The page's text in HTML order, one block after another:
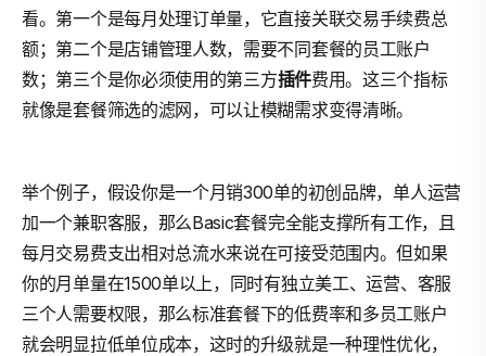
看。第一个是每月处理订单量，它直接关联交易手续费总
额；第二个是店铺管理人数，需要不同套餐的员工账户
数；第三个是你必须使用的第三方插件费用。这三个指标
就像是套餐筛选的滤网，可以让模糊需求变得清晰。
举个例子，假设你是一个月销300单的初创品牌，单人运营
加一个兼职客服，那么Basic套餐完全能支撑所有工作，且
每月交易费支出相对总流水来说在可接受范围内。但如果
你的月单量在1500单以上，同时有独立美工、运营、客服
三个人需要权限，那么标准套餐下的低费率和多员工账户
就会明显拉低单位成本，这时的升级就是一种理性优化，